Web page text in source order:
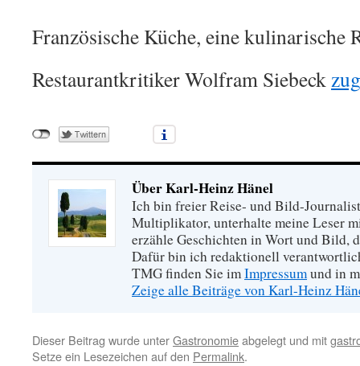
Französische Küche, eine kulinarische
Restaurantkritiker Wolfram Siebeck
Über Karl-Heinz Hänel
Ich bin freier Reise- und Bild-
Multiplikator, unterhalte meine Leser
erzähle Geschichten in Wort und Bild,
Dafür bin ich redaktionell
TMG finden Sie imImpressumund in
Zeige alle Beiträge von Karl-Heinz
Dieser Beitrag wurde unterGastronomieabgelegt und mit
Setze ein Lesezeichen auf den Permalink.